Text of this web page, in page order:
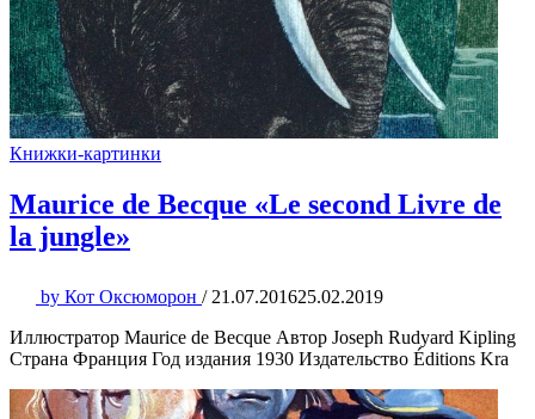
Книжки-картинки
Maurice de Becque «Le second Livre de
la jungle»
by Кот Оксюморон / 21.07.201625.02.2019
Иллюстратор Maurice de Becque Автор Joseph Rudyard Kipling
Страна Франция Год издания 1930 Издательство Éditions Kra